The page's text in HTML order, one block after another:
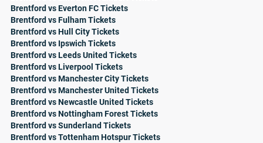
Brentford vs Everton FC Tickets
Brentford vs Fulham Tickets
Brentford vs Hull City Tickets
Brentford vs Ipswich Tickets
Brentford vs Leeds United Tickets
Brentford vs Liverpool Tickets
Brentford vs Manchester City Tickets
Brentford vs Manchester United Tickets
Brentford vs Newcastle United Tickets
Brentford vs Nottingham Forest Tickets
Brentford vs Sunderland Tickets
Brentford vs Tottenham Hotspur Tickets